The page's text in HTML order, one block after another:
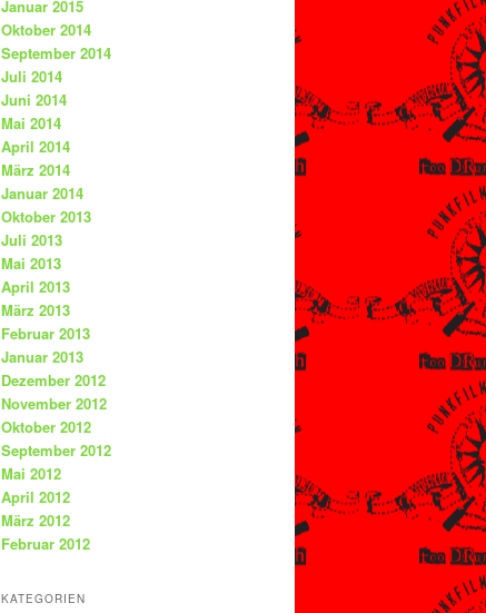
Januar 2015
Oktober 2014
September 2014
Juli 2014
Juni 2014
Mai 2014
April 2014
März 2014
Januar 2014
Oktober 2013
Juli 2013
Mai 2013
April 2013
März 2013
Februar 2013
Januar 2013
Dezember 2012
November 2012
Oktober 2012
September 2012
Mai 2012
April 2012
März 2012
Februar 2012
KATEGORIEN